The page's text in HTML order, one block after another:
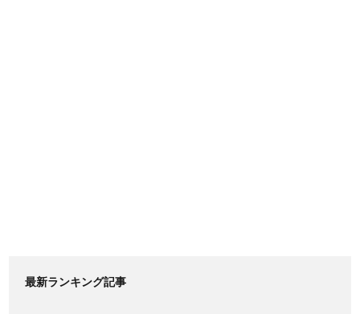
最新ランキング記事